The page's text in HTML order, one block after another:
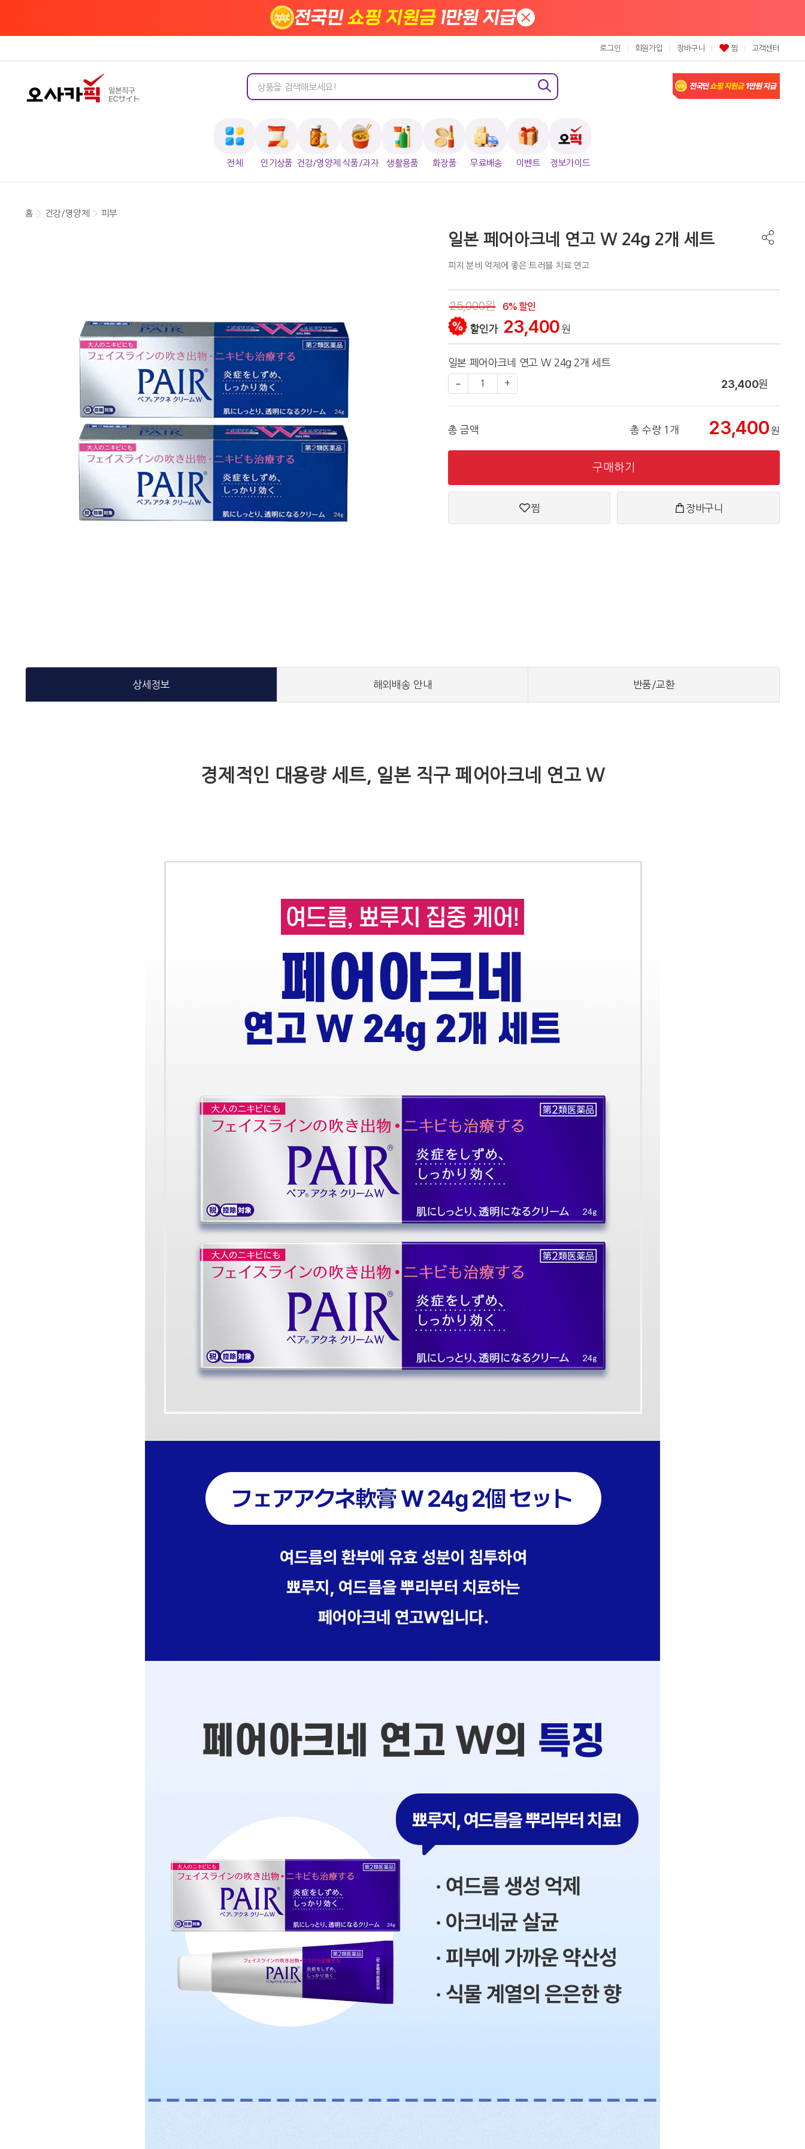
전국민쇼핑 지원금1만원 지급×
로그인 회원가입 장바구니 찜 고객센터
전체 인기상품 건강/영양제 식품/과자 생활용품 화장품 무료배송 이벤트 정보가이드
홈 > 건강/영양제 > 피부
일본 페어아크네 연고 W 24g 2개 세트
피지 분비 억제에 좋은 트러블 치료 연고
25,000원 6% 할인
할인가 23,400 원
일본 페어아크네 연고 W 24g 2개 세트
− 1 + 23,400원
총 금액 총 수량 1개 23,400원
구매하기
찜 장바구니
상세정보 해외배송 안내 반품/교환
경제적인 대용량 세트, 일본 직구 페어아크네 연고 W